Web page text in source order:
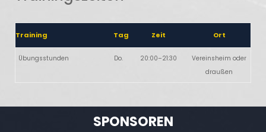
Training Tag Zeit Ort
Übungsstunden Do. 20:00–21:30
Vereinsheim oder
draußen
SPONSOREN